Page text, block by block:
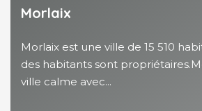
Morlaix
Morlaix est une ville de 15 510
des habitants sont
ville calme avec...